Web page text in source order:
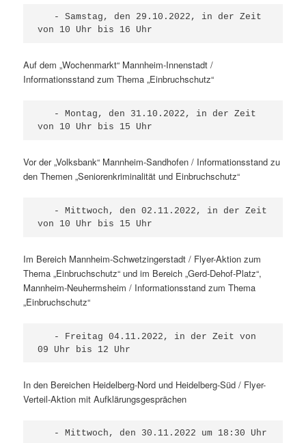
von 10 Uhr bis 16 Uhr
Auf dem „Wochenmarkt“ Mannheim-Innenstadt /
Informationsstand zum Thema „Einbruchschutz“
von 10 Uhr bis 15 Uhr
Vor der „Volksbank“ Mannheim-Sandhofen / Informationsstand zu
den Themen „Seniorenkriminalität und Einbruchschutz“
von 10 Uhr bis 15 Uhr
Im Bereich Mannheim-Schwetzingerstadt / Flyer-Aktion zum
Thema „Einbruchschutz“ und im Bereich „Gerd-Dehof-Platz“,
Mannheim-Neuhermsheim / Informationsstand zum Thema
„Einbruchschutz“
09 Uhr bis 12 Uhr
In den Bereichen Heidelberg-Nord und Heidelberg-Süd / Flyer-
Verteil-Aktion mit Aufklärungsgesprächen
   - Mittwoch, den 30.11.2022 um 18:30 Uhr